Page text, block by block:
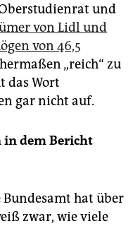
und
von Lidl und
von 46,5
„reich“ zu
das Wort
gar nicht auf.
in dem Bericht
Bundesamt hat über
zwar, wie viele